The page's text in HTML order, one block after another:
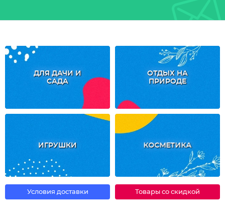
ДЛЯ ДАЧИ И
САДА
ОТДЫХ НА
ПРИРОДЕ
ИГРУШКИ КОСМЕТИКА
Условия доставки Товары со скидкой